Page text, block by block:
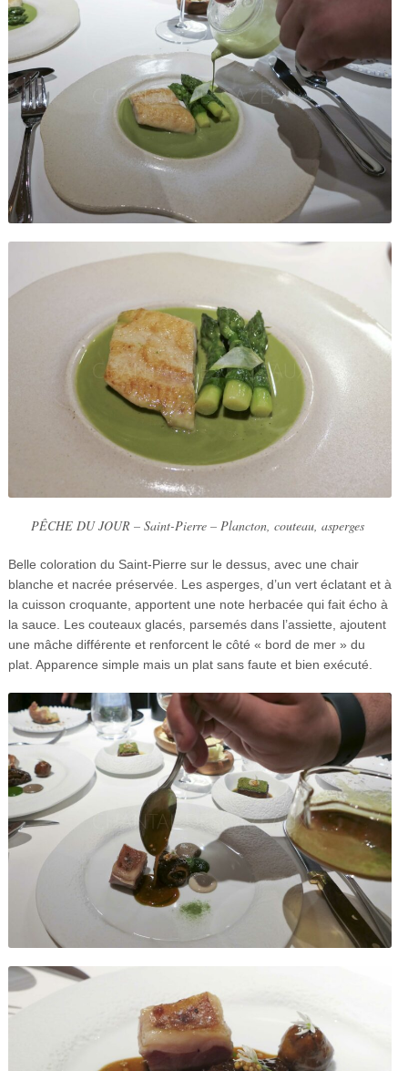
PÊCHE DU JOUR – Saint-Pierre – Plancton, couteau, asperges
Belle coloration du Saint-Pierre sur le dessus, avec une chair
blanche et nacrée préservée. Les asperges, d’un vert éclatant et à
la cuisson croquante, apportent une note herbacée qui fait écho à
la sauce. Les couteaux glacés, parsemés dans l’assiette, ajoutent
une mâche différente et renforcent le côté « bord de mer » du
plat. Apparence simple mais un plat sans faute et bien exécuté.